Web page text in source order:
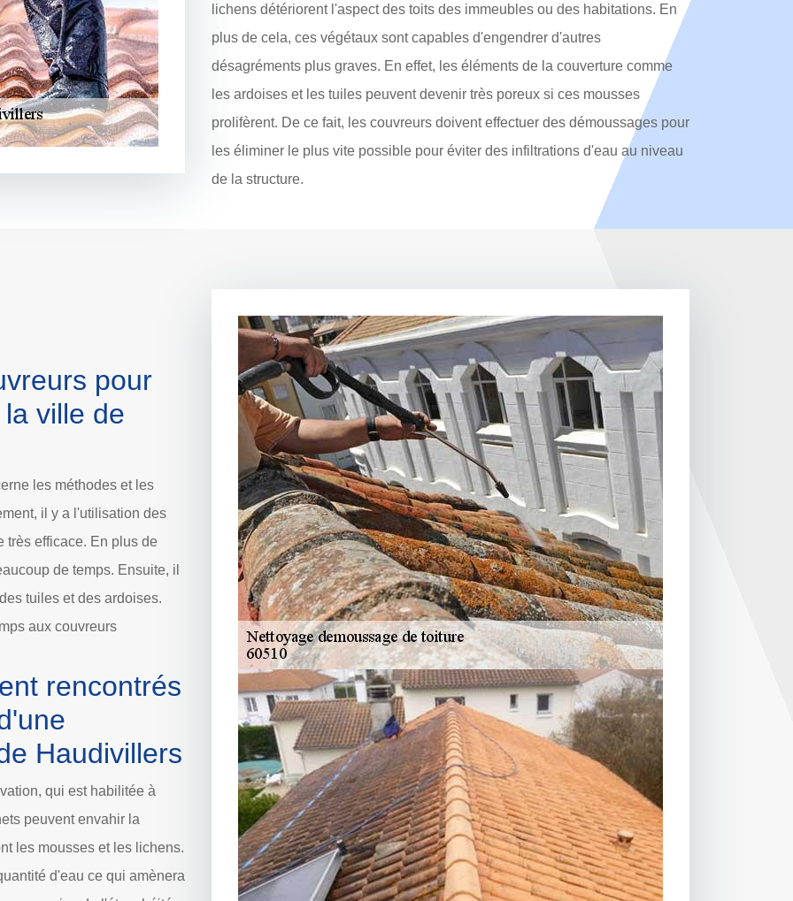
lichens détériorent l'aspect des toits des immeubles ou des habitations. En
plus de cela, ces végétaux sont capables d'engendrer d'autres
désagréments plus graves. En effet, les éléments de la couverture comme
les ardoises et les tuiles peuvent devenir très poreux si ces mousses
prolifèrent. De ce fait, les couvreurs doivent effectuer des démoussages pour
les éliminer le plus vite possible pour éviter des infiltrations d'eau au niveau
de la structure.
pour
ville de
les méthodes et les
il y a l'utilisation des
très efficace. En plus de
de temps. Ensuite, il
tuiles et des ardoises.
aux couvreurs
rencontrés
Haudivillers
qui est habilitée à
peuvent envahir la
les mousses et les lichens.
d'eau ce qui amènera